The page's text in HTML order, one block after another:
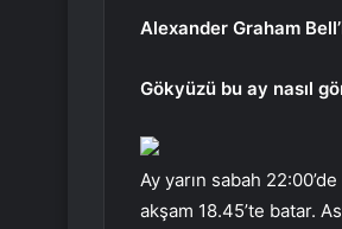
Alexander Graham
Gökyüzü bu ay nasıl
Ay yarın sabah
akşam 18.45’te batar.